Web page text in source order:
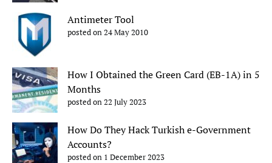
Antimeter Tool
posted on 24 May 2010
How I Obtained the Green Card (EB-1A) in 5
Months
posted on 22 July 2023
How Do They Hack Turkish e-Government
Accounts?
posted on 1 December 2023